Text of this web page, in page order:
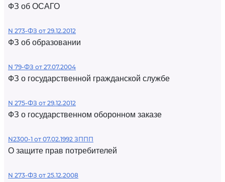
ФЗ об ОСАГО
N 273-ФЗ от 29.12.2012
ФЗ об образовании
N 79-ФЗ от 27.07.2004
ФЗ о государственной гражданской службе
N 275-ФЗ от 29.12.2012
ФЗ о государственном оборонном заказе
N2300-1 от 07.02.1992 ЗППП
О защите прав потребителей
N 273-ФЗ от 25.12.2008